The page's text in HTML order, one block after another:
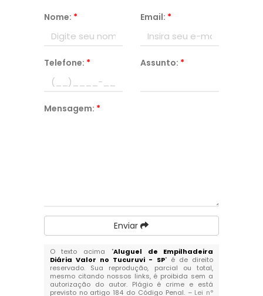
Nome: * Email: *
Telefone: * Assunto: *
Mensagem: *
Enviar
O texto acima "Aluguel de Empilhadeira
Diária Valor no Tucuruvi - SP" é de direito
reservado. Sua reprodução, parcial ou total,
mesmo citando nossos links, é proibida sem a
autorização do autor. Plágio é crime e está
previsto no artigo 184 do Código Penal. – Lei n°